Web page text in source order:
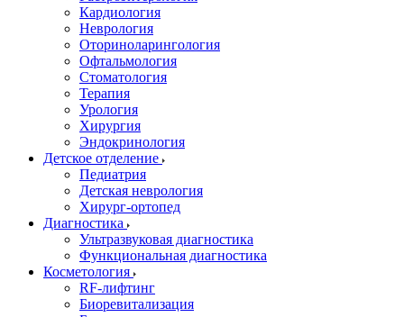
Кардиология
Неврология
Оториноларингология
Офтальмология
Стоматология
Терапия
Урология
Хирургия
Эндокринология
Детское отделение
Педиатрия
Детская неврология
Хирург-ортопед
Диагностика
Ультразвуковая диагностика
Функциональная диагностика
Косметология
RF-лифтинг
Биоревитализация